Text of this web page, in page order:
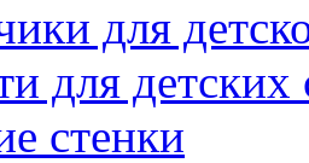
для
для детских
стенки